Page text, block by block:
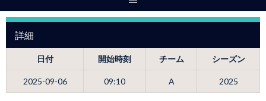
詳細
日付 開始時刻 チーム シーズン
2025-09-06 09:10 A 2025